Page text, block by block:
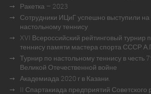
Ракетка – 2023
Сотрудники ИЦиГ успешно выступили на
настольному теннису
XVI Всероссийский рейтинговый турнир
теннису памяти мастера спорта СССР
Турнир по настольному теннису в честь
Великой Отечественной войне
Академиада 2020 г в Казани.
II Спартакиада предприятий Советского